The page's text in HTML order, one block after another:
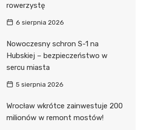
rowerzystę
6 sierpnia 2026
Nowoczesny schron S-1 na
Hubskiej – bezpieczeństwo w
sercu miasta
5 sierpnia 2026
Wrocław wkrótce zainwestuje 200
milionów w remont mostów!